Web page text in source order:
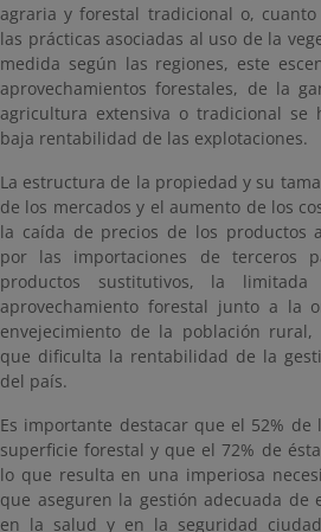
agraria y forestal tradicional o,
las prácticas asociadas al uso de la
medida según las regiones, este
aprovechamientos forestales, de la
agricultura extensiva o tradicional
baja rentabilidad de las explotaciones.
La estructura de la propiedad y su
de los mercados y el aumento de los
la caída de precios de los productos
por las importaciones de terceros
productos sustitutivos, la
aprovechamiento forestal junto a la
envejecimiento de la población
que dificulta la rentabilidad de la
del país.
Es importante destacar que el 52% de
superficie forestal y que el 72% de
lo que resulta en una imperiosa
que aseguren la gestión adecuada de
en la salud y en la seguridad